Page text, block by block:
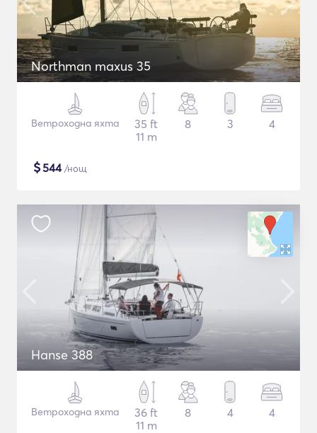
Northman maxus 35
Ветроходна яхта
35 ft
11 m
8 3 4
$544/нощ
Hanse 388
Ветроходна яхта
36 ft
11 m
8 4 4